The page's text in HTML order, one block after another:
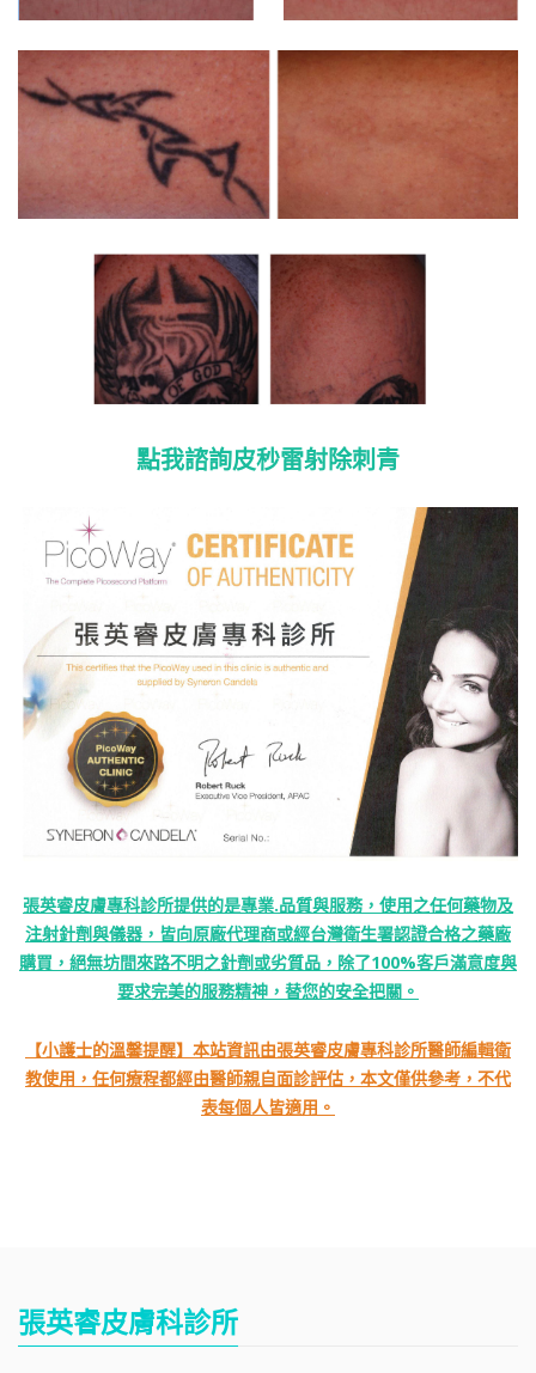
點我諮詢皮秒雷射除刺青
張英睿皮膚專科診所提供的是專業.品質與服務，使用之任何藥物及
注射針劑與儀器，皆向原廠代理商或經台灣衛生署認證合格之藥廠
購買，絕無坊間來路不明之針劑或劣質品，除了100%客戶滿意度與
要求完美的服務精神，替您的安全把關。
【小護士的溫馨提醒】本站資訊由張英睿皮膚專科診所醫師編輯衛
教使用，任何療程都經由醫師親自面診評估，本文僅供參考，不代
表每個人皆適用。
張英睿皮膚科診所